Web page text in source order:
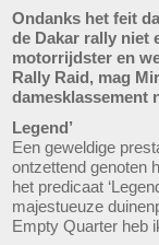
Ondanks het feit
de Dakar rally niet
motorrijdster en
Rally Raid, mag
damesklassement
Legend’
Een geweldige
ontzettend genoten
het predicaat
majestueuze
Empty Quarter heb